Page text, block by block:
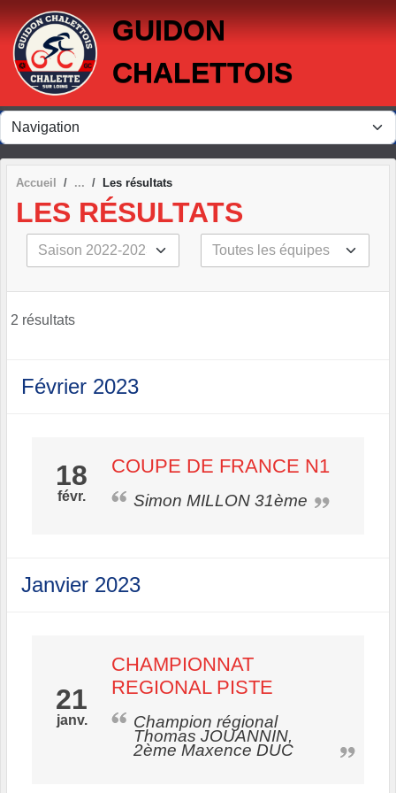
GUIDON
CHALETTOIS
Accueil Les résultats
LES RÉSULTATS
2 résultats
Février 2023
18
févr.
COUPE DE FRANCE N1
Simon MILLON 31ème
Janvier 2023
21
janv.
CHAMPIONNAT
REGIONAL PISTE
Champion régional
Thomas JOUANNIN,
2ème Maxence DUC
Panneau de gestion des cookies